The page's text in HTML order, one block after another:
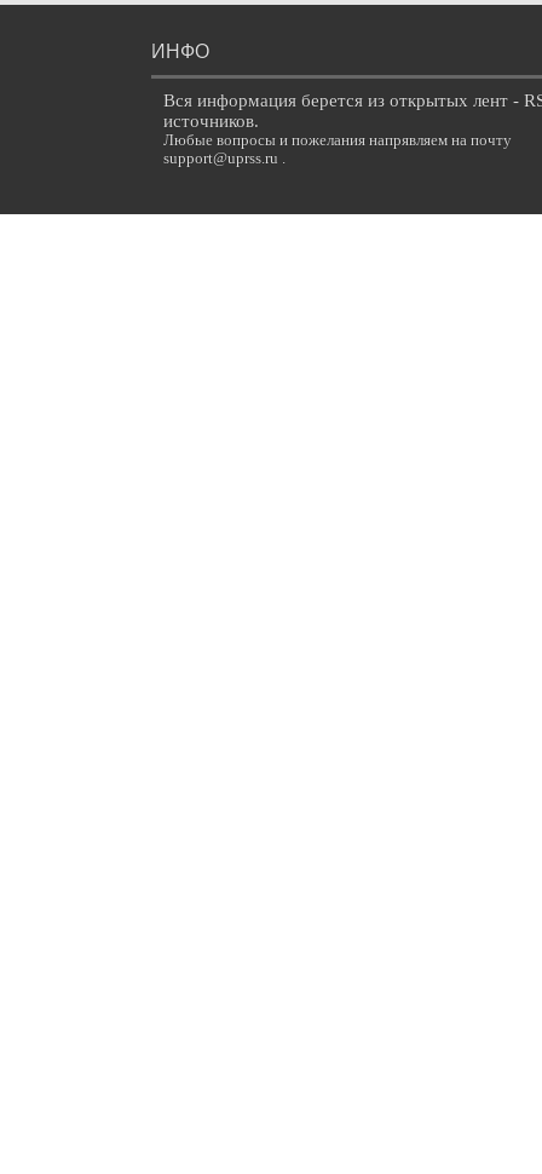
ИНФО
Вся информация берется из открытых лент -
источников.
Любые вопросы и пожелания напрявляем на почту
support@uprss.ru .